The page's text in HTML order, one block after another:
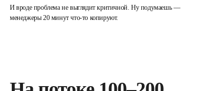
И вроде проблема не выглядит критичной. Ну подумаешь —
менеджеры 20 минут что-то копируют.